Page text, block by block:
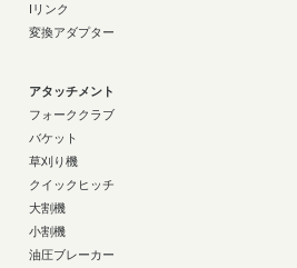
Iリンク
変換アダプター
アタッチメント
フォーククラブ
バケット
草刈り機
クイックヒッチ
大割機
小割機
油圧ブレーカー